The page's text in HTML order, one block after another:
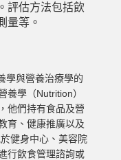
評估方法包括飲
量等。
學與營養治療學的
養學（Nutrition）
他們持有食品及營
育、健康推廣以及
健身中心、美容院
行飲食管理諮詢或